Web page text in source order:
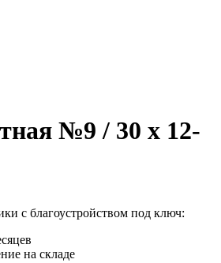
№9 / 30 х 12-
с благоустройством под ключ:
на складе